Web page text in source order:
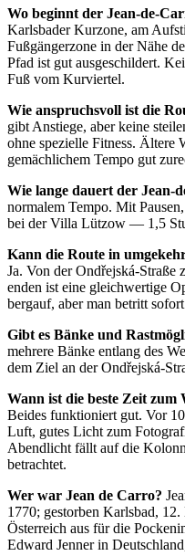
Wo beginnt der Jean-de-
Karlsbader Kurzone, am
Fußgängerzone in der Nähe
Pfad ist gut ausgeschildert.
Fuß vom Kurviertel.
Wie anspruchsvoll ist die
gibt Anstiege, aber keine
ohne spezielle Fitness. Ältere
gemächlichem Tempo gut
Wie lange dauert der Jean-
normalem Tempo. Mit
bei der Villa Lützow — 1,5
Kann die Route in
Ja. Von der Ondřejská-Straße
enden ist eine gleichwertige
bergauf, aber man betritt
Gibt es Bänke und
mehrere Bänke entlang des
dem Ziel an der Ondřejská-
Wann ist die beste Zeit
Beides funktioniert gut. Vor
Luft, gutes Licht zum
Abendlicht fällt auf die
betrachtet.
Wer war Jean de Carro?
1770; gestorben Karlsbad,
Österreich aus für die
Edward Jenner in